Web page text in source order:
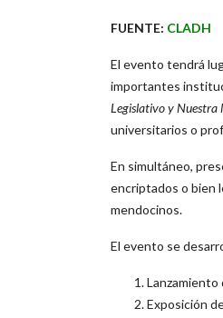
FUENTE: CLADH
El evento tendrá
importantes
Legislativo y Nuestra
universitarios o
En simultáneo,
encriptados o bien
mendocinos.
El evento se
Exposición